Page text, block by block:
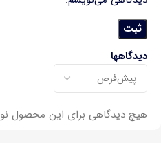
دیدگاهها
هیچ دیدگاهی برای این محصول